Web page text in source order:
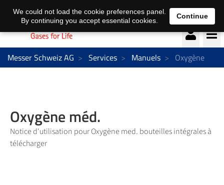
Deutsch français
Messer Schweiz AG Services Manuels Oxygène
Oxygène méd.
Notice d'utilisation pour Oxygène med. bouteilles intégrales à
télécharger
We could not load the cookie preferences panel.
By continuing you accept essential cookies.
Continue